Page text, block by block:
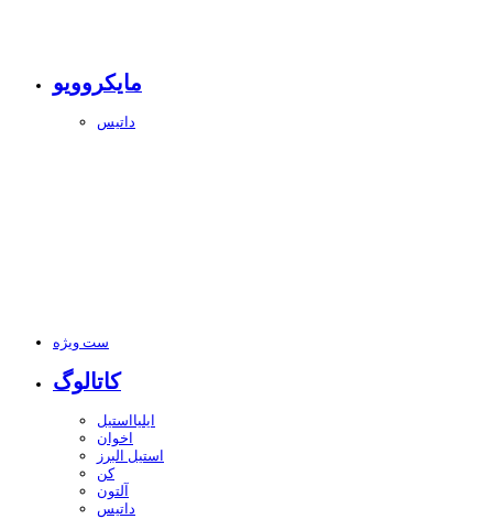
مایکروویو
داتیس
ست ویژه
کاتالوگ
ایلیااستیل
اخوان
استیل البرز
کن
آلتون
داتیس